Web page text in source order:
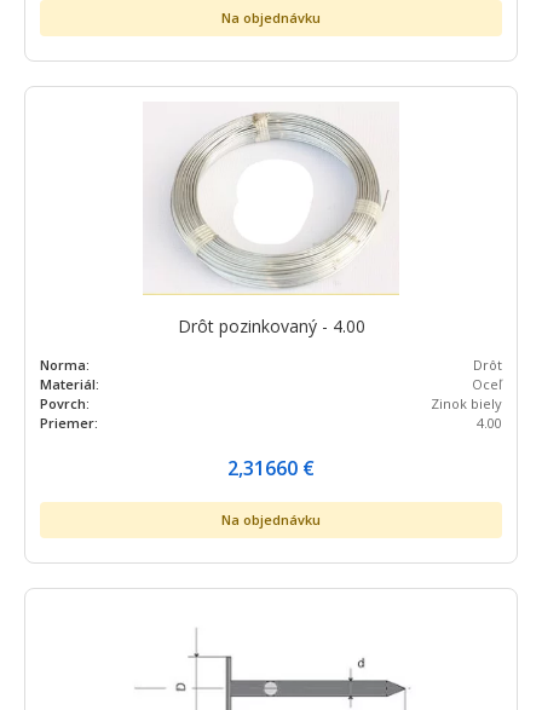
Na objednávku
Drôt pozinkovaný - 4.00
Norma:
Drôt
Materiál:
Oceľ
Povrch:
Zinok biely
Priemer:
4.00
2,31660 €
Na objednávku